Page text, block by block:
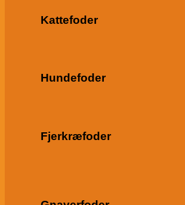
Kattefoder
Hundefoder
Fjerkræfoder